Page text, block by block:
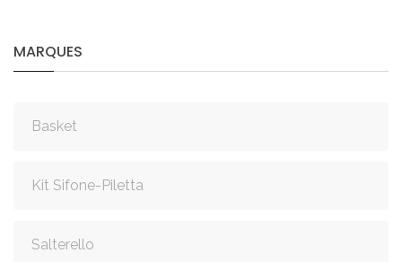
MARQUES
Basket
Kit Sifone-Piletta
Salterello